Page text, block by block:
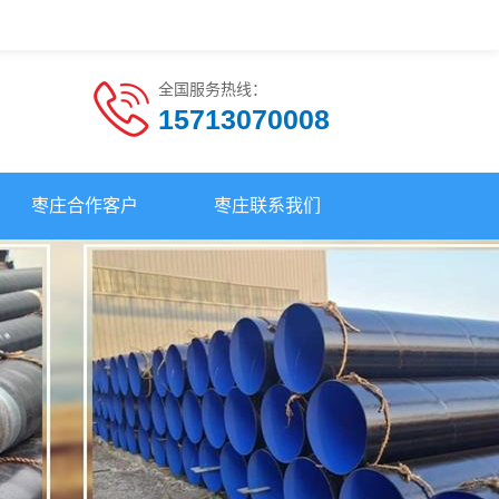
全国服务热线：
15713070008
枣庄合作客户 枣庄联系我们